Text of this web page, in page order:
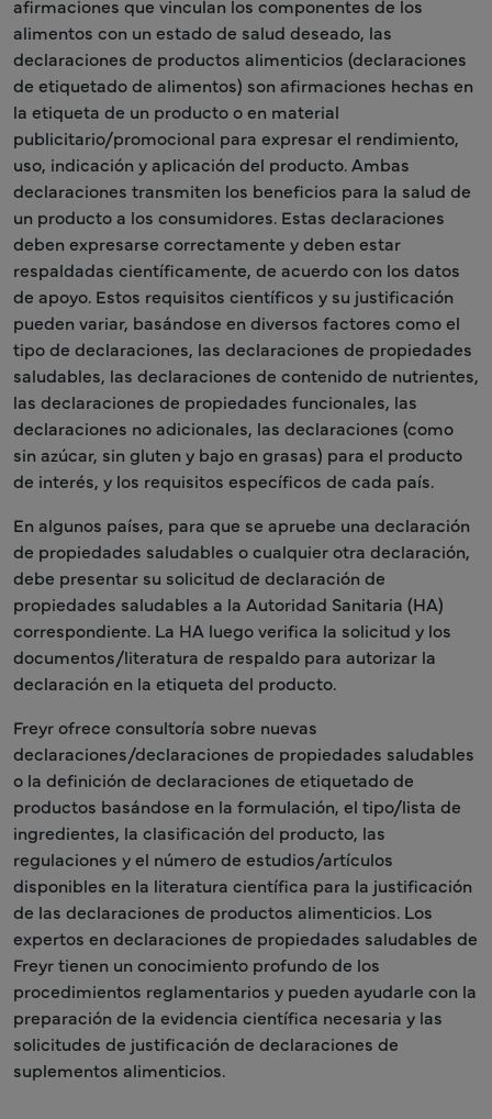
afirmaciones que vinculan los componentes de los
alimentos con un estado de salud deseado, las
declaraciones de productos alimenticios (declaraciones
de etiquetado de alimentos) son afirmaciones hechas en
la etiqueta de un producto o en material
publicitario/promocional para expresar el rendimiento,
uso, indicación y aplicación del producto. Ambas
declaraciones transmiten los beneficios para la salud de
un producto a los consumidores. Estas declaraciones
deben expresarse correctamente y deben estar
respaldadas científicamente, de acuerdo con los datos
de apoyo. Estos requisitos científicos y su justificación
pueden variar, basándose en diversos factores como el
tipo de declaraciones, las declaraciones de propiedades
saludables, las declaraciones de contenido de nutrientes,
las declaraciones de propiedades funcionales, las
declaraciones no adicionales, las declaraciones (como
sin azúcar, sin gluten y bajo en grasas) para el producto
de interés, y los requisitos específicos de cada país.
En algunos países, para que se apruebe una declaración
de propiedades saludables o cualquier otra declaración,
debe presentar su solicitud de declaración de
propiedades saludables a la Autoridad Sanitaria (HA)
correspondiente. La HA luego verifica la solicitud y los
documentos/literatura de respaldo para autorizar la
declaración en la etiqueta del producto.
Freyr ofrece consultoría sobre nuevas
declaraciones/declaraciones de propiedades saludables
o la definición de declaraciones de etiquetado de
productos basándose en la formulación, el tipo/lista de
ingredientes, la clasificación del producto, las
regulaciones y el número de estudios/artículos
disponibles en la literatura científica para la justificación
de las declaraciones de productos alimenticios. Los
expertos en declaraciones de propiedades saludables de
Freyr tienen un conocimiento profundo de los
procedimientos reglamentarios y pueden ayudarle con la
preparación de la evidencia científica necesaria y las
solicitudes de justificación de declaraciones de
suplementos alimenticios.